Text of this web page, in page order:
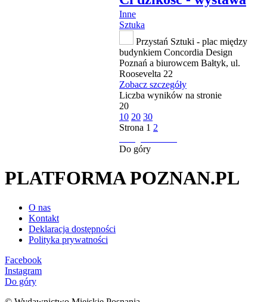
Inne
Sztuka
Przystań Sztuki - plac między
budynkiem Concordia Design
Poznań a biurowcem Bałtyk, ul.
Roosevelta 22
Zobacz szczegóły
Liczba wyników na stronie
20
10 20 30
Strona 1 2
Do góry
PLATFORMA POZNAN.PL
O nas
Kontakt
Deklaracja dostępności
Polityka prywatności
Facebook
Instagram
Do góry